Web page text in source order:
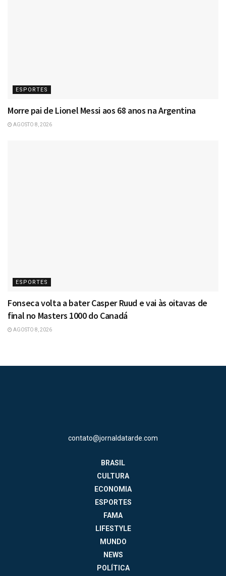
ESPORTES
Morre pai de Lionel Messi aos 68 anos na Argentina
AGOSTO 8, 2026
ESPORTES
Fonseca volta a bater Casper Ruud e vai às oitavas de
final no Masters 1000 do Canadá
AGOSTO 8, 2026
contato@jornaldatarde.com
BRASIL
CULTURA
ECONOMIA
ESPORTES
FAMA
LIFESTYLE
MUNDO
NEWS
POLÍTICA